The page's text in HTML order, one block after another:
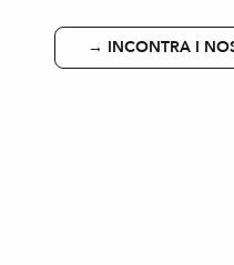
→ INCONTRA I